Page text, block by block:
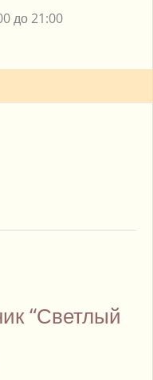
до 21:00
“Светлый